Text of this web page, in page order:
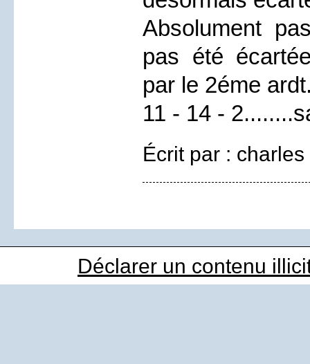
Absolument
pas été
par le 2éme
11 - 14 -
Écrit par :
Déclarer un contenu